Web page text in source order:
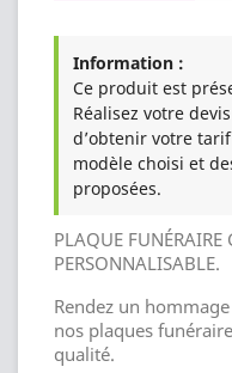
Information :
Ce produit est
Réalisez votre
d’obtenir votre
modèle choisi et
proposées.
PLAQUE FUNÉRAIRE
PERSONNALISABLE.
Rendez un
nos plaques
qualité.